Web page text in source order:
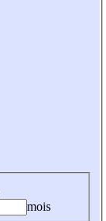
mois